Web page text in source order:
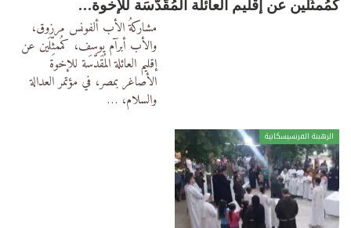
كمُمثِّلَين عن إقليم العائلة المُقَدَّسَة للإخوة…
مشاركةُ الأب ألفونس مرزوق،
والأب أبرآم يوسف، كمُمثِّلَين عن
إقليم العائلة المُقَدَّسَة للإخوة
الأصاغر بمصر، في مؤتمر العدالة
والسلام، …
الرهبنة الفرنسيسكانية